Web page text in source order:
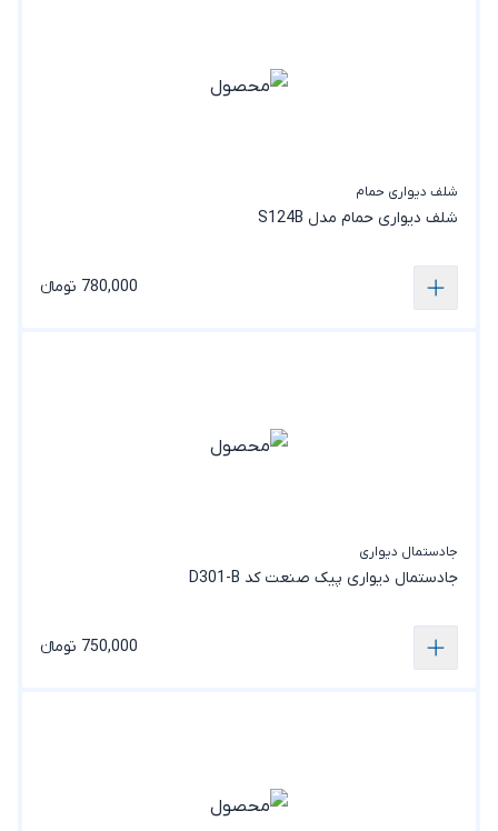
شلف دیواری حمام
شلف دیواری حمام مدل S124B
780,000 تومانء
جادستمال دیواری
جادستمال‌ دیواری پیک صنعت کد D301-B
750,000 تومانء